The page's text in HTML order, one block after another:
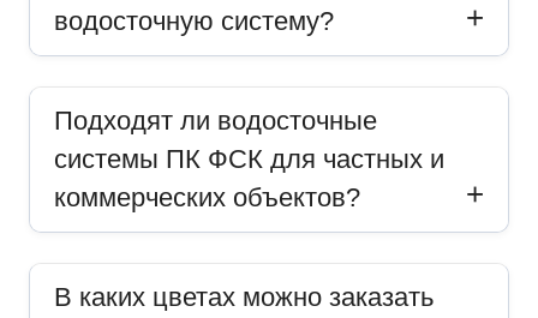
водосточную систему?
Подходят ли водосточные
системы ПК ФСК для частных и
коммерческих объектов?
В каких цветах можно заказать